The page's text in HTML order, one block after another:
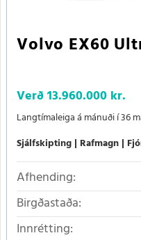
Volvo EX60
Verð13.960.000 kr.
Langtímaleiga á mánuði í 36
Sjálfskipting Rafmagn
Afhending:
Birgðastaða:
Innrétting: